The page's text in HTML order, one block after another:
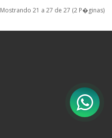
Mostrando 21 a 27 de 27 (2 P�ginas)